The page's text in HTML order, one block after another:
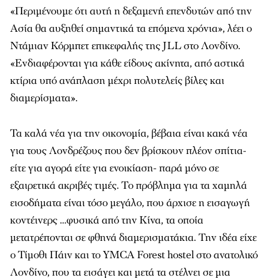
«Περιμένουμε ότι αυτή η δεξαμενή επενδυτών από την
Ασία θα αυξηθεί σημαντικά τα επόμενα χρόνια», λέει ο
Ντάμιαν Κόρμπετ επικεφαλής της JLL στο Λονδίνο.
«Ενδιαφέρονται για κάθε είδους ακίνητα, από αστικά
κτίρια υπό ανάπλαση μέχρι πολυτελείς βίλες και
διαμερίσματα».
Τα καλά νέα για την οικονομία, βέβαια είναι κακά νέα
για τους Λονδρέζους που δεν βρίσκουν πλέον σπίτια-
είτε για αγορά είτε για ενοικίαση- παρά μόνο σε
εξαιρετικά ακριβές τιμές. Το πρόβλημα για τα χαμηλά
εισοδήματα είναι τόσο μεγάλο, που άρχισε η εισαγωγή
κοντέινερς …φυσικά από την Κίνα, τα οποία
μετατρέπονται σε φθηνά διαμερισματάκια. Την ιδέα είχε
ο Τίμοθι Πάιν και το YMCA Forest hostel στο ανατολικό
Λονδίνο, που τα εισάγει και μετά τα στέλνει σε μια